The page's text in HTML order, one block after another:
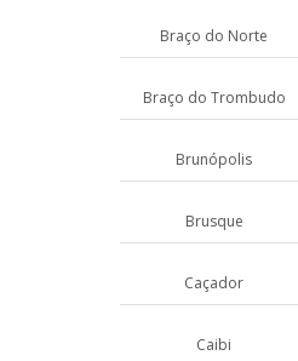
Braço do Norte
Braço do Trombudo
Brunópolis
Brusque
Caçador
Caibi